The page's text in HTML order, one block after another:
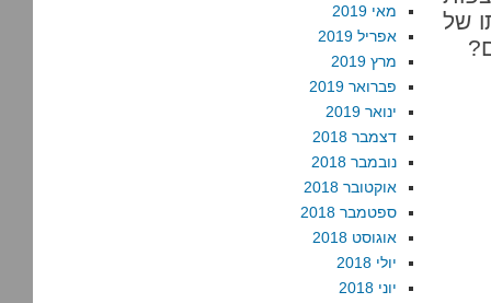
של
מאי 2019
אפריל 2019
מרץ 2019
פברואר 2019
ינואר 2019
דצמבר 2018
נובמבר 2018
אוקטובר 2018
ספטמבר 2018
אוגוסט 2018
יולי 2018
יוני 2018